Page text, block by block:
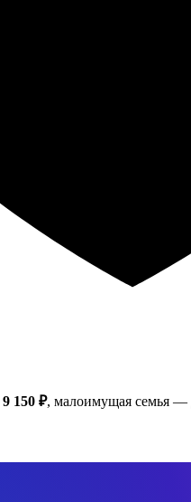
9 150 ₽, малоимущая семья —